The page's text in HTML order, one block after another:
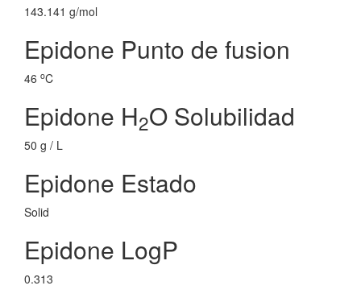
143.141 g/mol
Epidone Punto de fusion
46 oC
Epidone H2O Solubilidad
50 g / L
Epidone Estado
Solid
Epidone LogP
0.313